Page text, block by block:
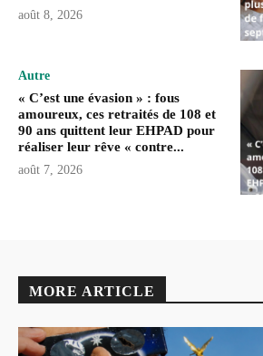
août 8, 2026
Autre
« C’est une évasion » : fous
amoureux, ces retraités de 108 et
90 ans quittent leur EHPAD pour
réaliser leur rêve « contre...
août 7, 2026
MORE ARTICLE